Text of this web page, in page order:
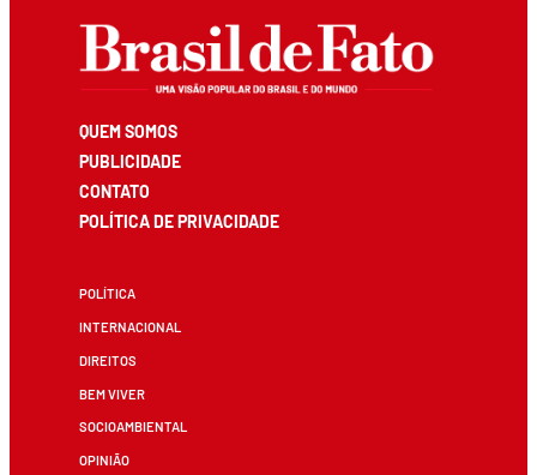
QUEM SOMOS
PUBLICIDADE
CONTATO
POLÍTICA DE PRIVACIDADE
POLÍTICA
INTERNACIONAL
DIREITOS
BEM VIVER
SOCIOAMBIENTAL
OPINIÃO